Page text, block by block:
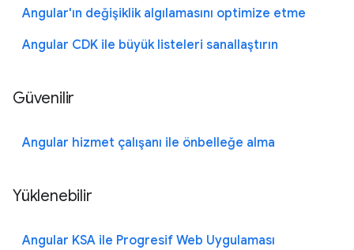
Angular'ın değişiklik algılamasını optimize etme
Angular CDK ile büyük listeleri sanallaştırın
Güvenilir
Angular hizmet çalışanı ile önbelleğe alma
Yüklenebilir
Angular KSA ile Progresif Web Uygulaması